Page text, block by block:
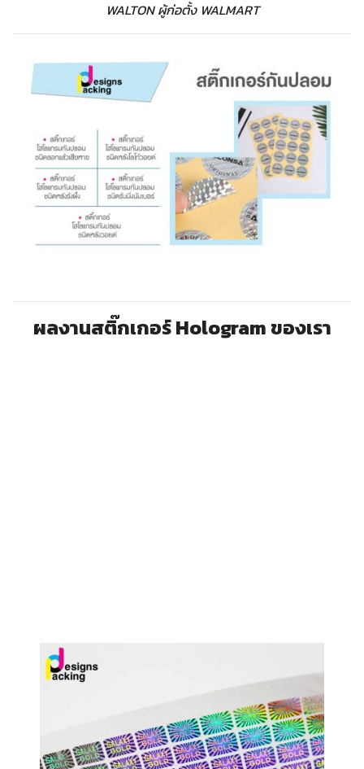
WALTON ผู้ก่อตั้ง WALMART
ผลงานสติ๊กเกอร์ Hologram ของเรา